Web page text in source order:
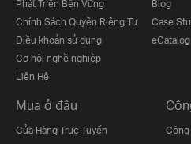
Phát Triển Bền Vững
Chính Sách Quyền Riêng Tư
Điều khoản sử dụng
Cơ hội nghề nghiệp
Liên Hệ
Blog
Case
eCatalog
Mua ở đâu
Cửa Hàng Trực Tuyến